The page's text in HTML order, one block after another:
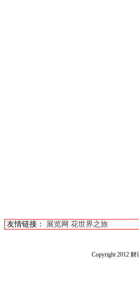
友情链接： 展览网 花世界之旅
Copyright 2012 财